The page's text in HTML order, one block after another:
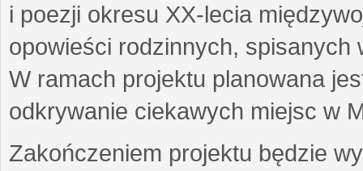
i poezji okresu XX-lecia
opowieści rodzinnych,
W ramach projektu planowana
odkrywanie ciekawych miejsc w
Zakończeniem projektu będzie